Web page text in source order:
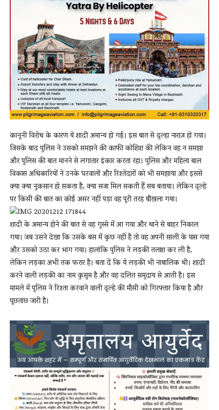
कानूनी विरोध के कारण ये शादी अमान्य हो गई। इस बात से दूल्हा नाराज़ हो गया।
जिसके बाद पुलिस ने उसको समझने की काफी कोशिश की लेकिन वह न समझा
और पुलिस की बात मानने से लगातार इंकार करता रहा। पुलिस और महिला बाल
विकास अधिकारियों ने उनके घरवालों और रिश्तेदारों को भी समझाया और इससे
क्या क्या नुक़सान हो सकता है, क्या सजा मिल सकती हैं सब बताया। लेकिन दूल्हे
पर किसी की बात का कोई असर नहीं पड़ा वह पूरी तरह बौखला गया।
शादी के अमान्य होने की बात से वह गुस्से में आ गया और थाने से बाहर निकाल
गया। जब उसने देखा कि उसके बस में कुछ नहीं है तो वह अपनी साली के पास गया
और उसको उठा कर भाग गया। हालांकि पुलिस ने लड़की तलाश कर ली है,
लेकिन लड़का अभी तक फरार है। बता दें कि ये लड़की भी नाबालिक थी। शादी
करने वाली लड़की का नाम कुसुम है और वह दलित समुदाय से आती है। इस
मामले में पुलिस ने रिश्ता करवाने वाली दूल्हे की मौसी को गिरफ्तार किया है और
पूछताछ जारी है।